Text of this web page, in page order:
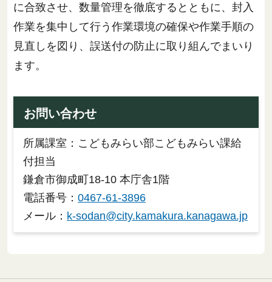
に合致させ、数量管理を徹底するとともに、封入
作業を集中して行う作業環境の確保や作業手順の
見直しを図り、誤送付の防止に取り組んでまいり
ます。
お問い合わせ
所属課室：こどもみらい部こどもみらい課給
付担当
鎌倉市御成町18-10 本庁舎1階
電話番号： 0467-61-3896
メール： k-sodan@city.kamakura.kanagawa.jp